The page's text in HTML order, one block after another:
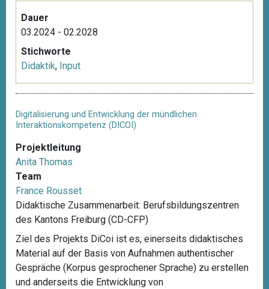
Dauer
03.2024 - 02.2028
Stichworte
Didaktik, Input
Digitalisierung und Entwicklung der mündlichen
Interaktionskompetenz (DICOI)
Projektleitung
Anita Thomas
Team
France Rousset
Didaktische Zusammenarbeit: Berufsbildungszentren
des Kantons Freiburg (CD-CFP)
Ziel des Projekts DiCoi ist es, einerseits didaktisches
Material auf der Basis von Aufnahmen authentischer
Gespräche (Korpus gesprochener Sprache) zu erstellen
und anderseits die Entwicklung von